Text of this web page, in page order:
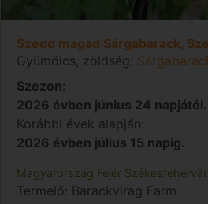
Szedd magad Sárgabarack,
Gyümölcs, zöldség:
Szezon:
2026 évben június 24 napjától.
Korábbi évek alapján:
2026 évben július 15 napig.
Magyarország Fejér Székesfehérvár
Termelő: Barackvirág Farm